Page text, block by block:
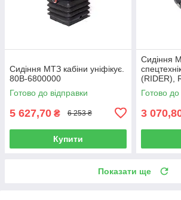
Сидіння МТЗ кабіни уніфікує.
80В-6800000
Готово до відправки
5 627,70 ₴ 6 253 ₴
Купити
Сидіння
(RIDER),
Готово до
3
Показати ще